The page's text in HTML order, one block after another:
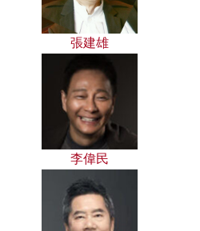
張建雄
李偉民